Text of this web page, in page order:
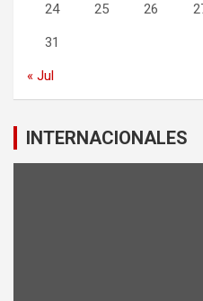
24 25 26
31
« Jul
INTERNACIONALES